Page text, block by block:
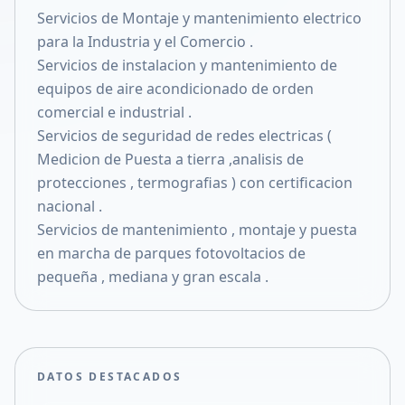
Compartir en X
Servicios de Montaje y mantenimiento electrico
para la Industria y el Comercio .
Servicios de instalacion y mantenimiento de
equipos de aire acondicionado de orden
comercial e industrial .
Servicios de seguridad de redes electricas (
Medicion de Puesta a tierra ,analisis de
protecciones , termografias ) con certificacion
nacional .
Servicios de mantenimiento , montaje y puesta
en marcha de parques fotovoltacios de
pequeña , mediana y gran escala .
DATOS DESTACADOS